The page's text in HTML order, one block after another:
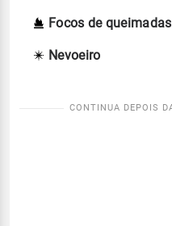
Focos de queimadas
Nevoeiro